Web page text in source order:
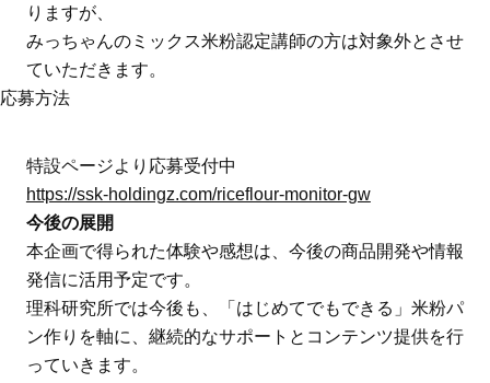
りますが、
みっちゃんのミックス米粉認定講師の方は対象外とさせ
ていただきます。
応募方法
特設ページより応募受付中
https://ssk-holdingz.com/riceflour-monitor-gw
今後の展開
本企画で得られた体験や感想は、今後の商品開発や情報
発信に活用予定です。
理科研究所では今後も、「はじめてでもできる」米粉パ
ン作りを軸に、継続的なサポートとコンテンツ提供を行
っていきます。